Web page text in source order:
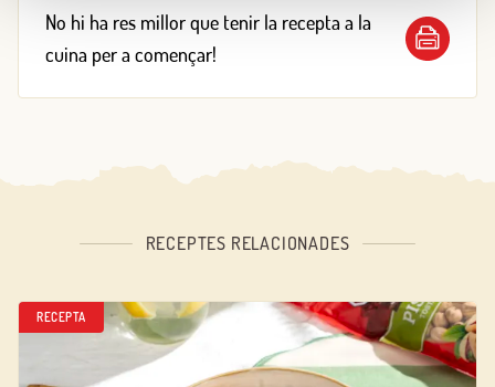
No hi ha res millor que tenir la recepta a la
cuina per a començar!
RECEPTES RELACIONADES
RECEPTA